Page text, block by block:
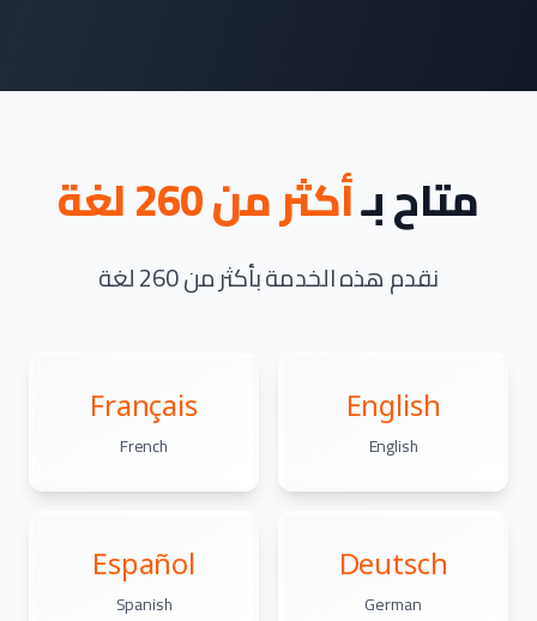
متاح بـأكثر من 260 لغة
نقدم هذه الخدمة بأكثر من 260 لغة
English
English
Français
French
Deutsch
German
Español
Spanish